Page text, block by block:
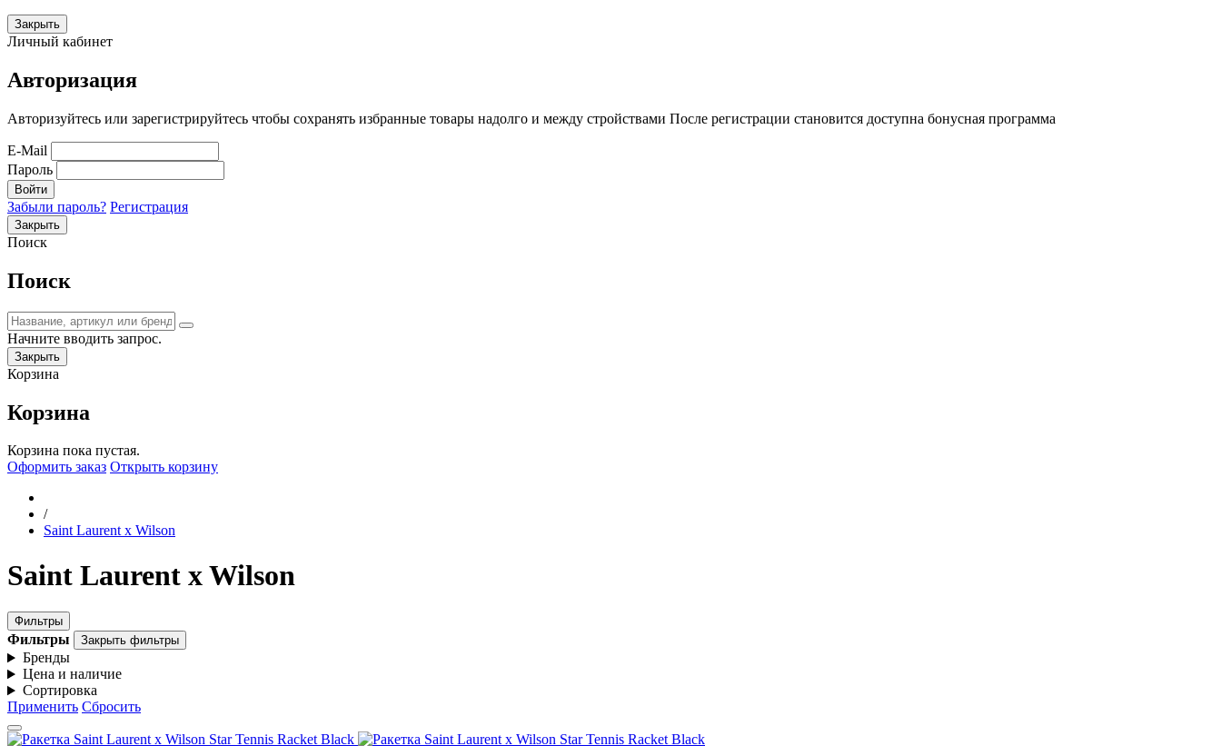
Закрыть
Личный кабинет
Авторизация
Авторизуйтесь или зарегистрируйтесь чтобы сохранять избранные товары надолго и между стройствами После регистрации становится доступна бонусная программа
E-Mail
Пароль
Войти
Забыли пароль? Регистрация
Закрыть
Поиск
Поиск
Начните вводить запрос.
Закрыть
Корзина
Корзина
Корзина пока пустая.
Оформить заказ Открыть корзину
/
Saint Laurent x Wilson
Saint Laurent x Wilson
Фильтры
Фильтры Закрыть фильтры
Бренды
Цена и наличие
Сортировка
Применить Сбросить